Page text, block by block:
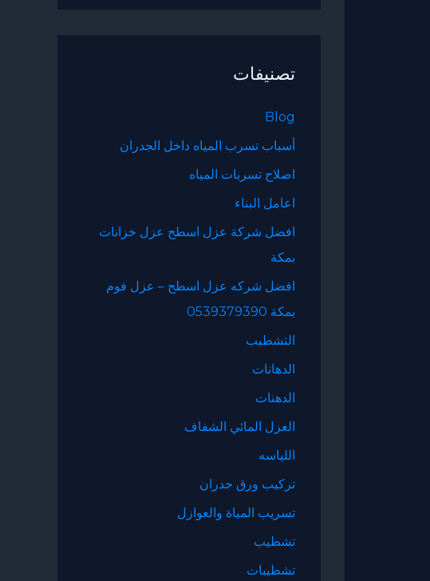
تصنيفات
Blog
أسباب تسرب المياه داخل الجدران
اصلاح تسربات المياه
اعامل البناء
افضل شركة عزل اسطح عزل خزانات
بمكة
افضل شركه عزل اسطح – عزل فوم
بمكة 0539379390
التشطيب
الدهانات
الدهنات
العزل المائي الشفاف
اللياسه
تركيب ورق جدران
تسريب المياة والعوازل
تشطيب
تشطيبات